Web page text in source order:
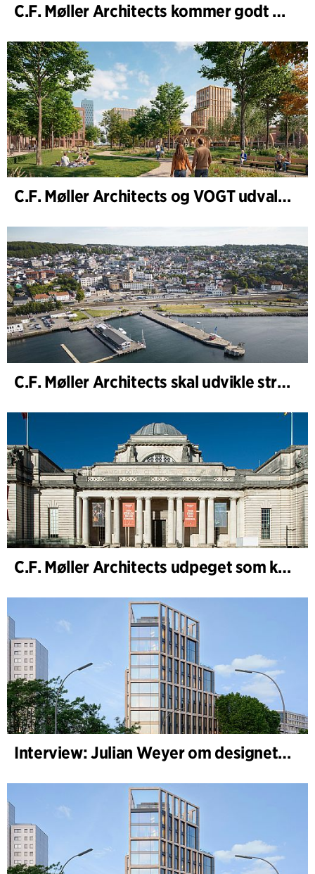
C.F. Møller Architects kommer godt ud af 2025
C.F. Møller Architects og VOGT udvalgt til at forme fremtidens Hamburg-Altona
C.F. Møller Architects skal udvikle strategien for ”Knutepunkt Larvik og indre havn”
C.F. Møller Architects udpeget som konceptarkitekt for udviklingen af National Museum Cardiff
Interview: Julian Weyer om designet af B-One